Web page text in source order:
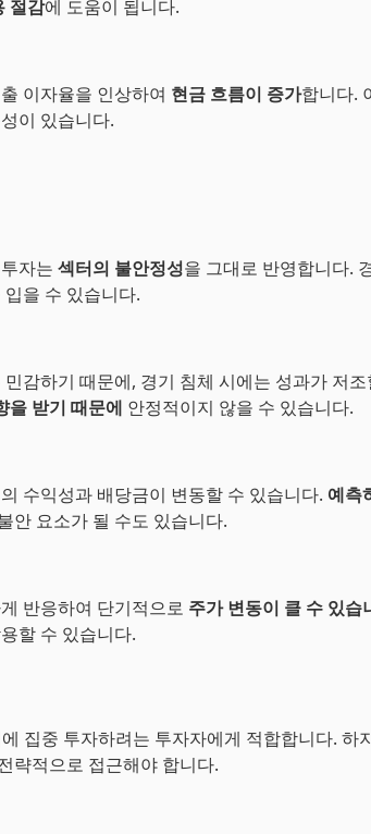
절감에 도움이 됩니다.
이자율을 인상하여 현금 흐름이 증가합니다.
이 있습니다.
자는 섹터의 불안정성을 그대로 반영합니다.
을 수 있습니다.
감하기 때문에, 경기 침체 시에는 성과가 저조
을 받기 때문에 안정적이지 않을 수 있습니다.
수익성과 배당금이 변동할 수 있습니다. 예측
안 요소가 될 수도 있습니다.
반응하여 단기적으로 주가 변동이 클 수 있습
할 수 있습니다.
집중 투자하려는 투자자에게 적합합니다. 하
략적으로 접근해야 합니다.